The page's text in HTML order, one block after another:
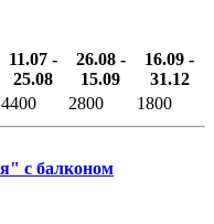
11.07 -
25.08
26.08 -
15.09
16.09 -
31.12
4400 2800 1800
с балконом